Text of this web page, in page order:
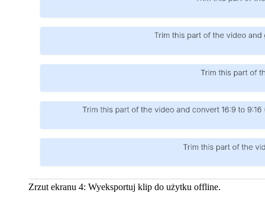
Zrzut ekranu 4: Wyeksportuj klip do użytku offline.